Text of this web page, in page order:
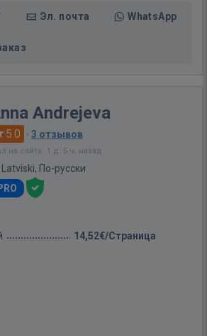
Эл. почта WhatsApp
Andrejeva
5.0 · 3 отзывов
на сайте: 1 д. 5 ч. назад
Latviski, По-русски
14,52€/Страница